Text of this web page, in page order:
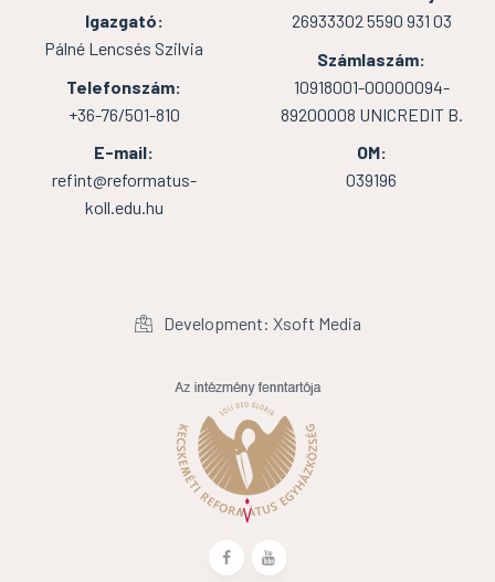
Igazgató:
Pálné Lencsés Szilvia
Telefonszám:
+36-76/501-810
E-mail:
refint@reformatus-
koll.edu.hu
26933302 5590 931 03
Számlaszám:
10918001-00000094-
89200008 UNICREDIT B.
OM:
039196
Development: Xsoft Media